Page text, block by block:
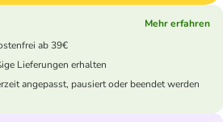
Mehr erfahren
ab 39€
Lieferungen erhalten
angepasst, pausiert oder beendet werden